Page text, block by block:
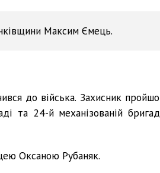
Максим Ємець.
до війська. Захисник
та 24-й механізованій
Оксаною Рубаняк.